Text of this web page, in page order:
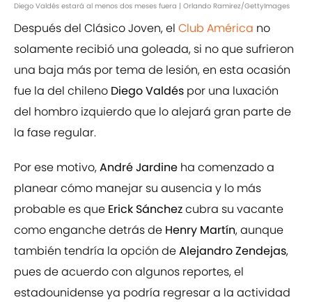
Diego Valdés estará al menos dos meses fuera | Orlando Ramirez/GettyImages
Después del Clásico Joven, el Club América no
solamente recibió una goleada, si no que sufrieron
una baja más por tema de lesión, en esta ocasión
fue la del chileno Diego Valdés por una luxación
del hombro izquierdo que lo alejará gran parte de
la fase regular.
Por ese motivo,André Jardine ha comenzado a
planear cómo manejar su ausencia y lo más
probable es que Erick Sánchezcubra su vacante
como enganche detrás de Henry Martín, aunque
también tendría la opción deAlejandro Zendejas,
pues de acuerdo con algunos reportes, el
estadounidense ya podría regresar a la actividad